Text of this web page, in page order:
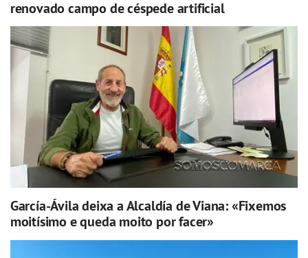
renovado campo de céspede artificial
García-Ávila deixa a Alcaldía de Viana: «Fixemos
moitísimo e queda moito por facer»